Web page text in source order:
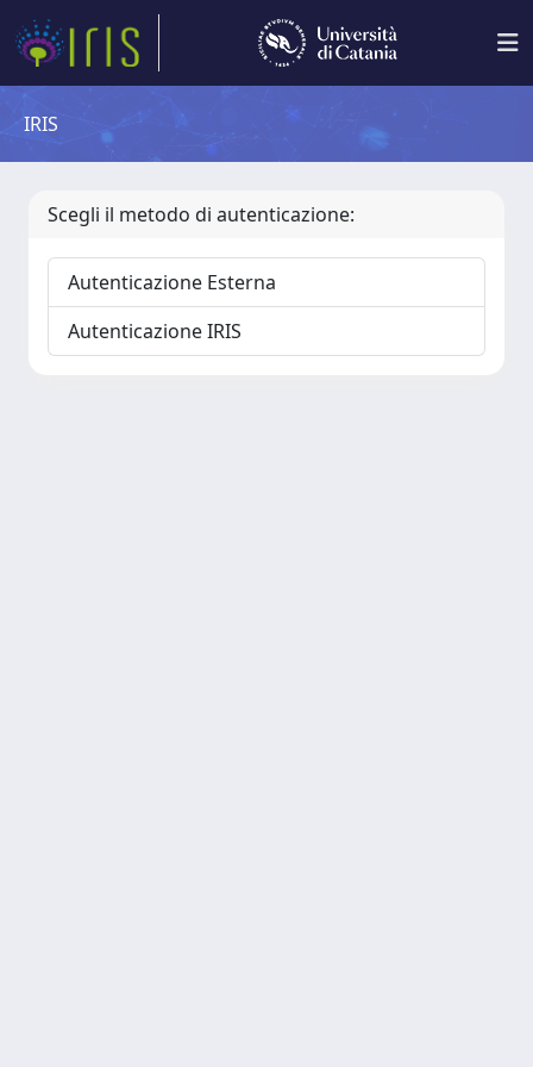
IRIS
Scegli il metodo di autenticazione:
Autenticazione Esterna
Autenticazione IRIS